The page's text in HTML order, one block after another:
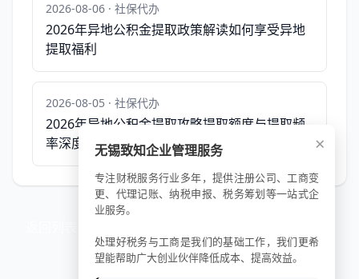
2026-08-06 · 社保代办
2026年异地公积金提取政策解读如何享受异地
提取福利
2026-08-05 · 社保代办
2026年异地公积金提取攻略提取额度与提取频
率深度解析
×
无锡致知企业管理服务
专注财税服务行业多年，提供注册公司、工商变
更、代理记账、纳税申报、税务筹划等一站式企
业服务。
处理好税务与工商是我们的基础工作，我们更希
望能帮助广大创业伙伴降低成本、提高效益。